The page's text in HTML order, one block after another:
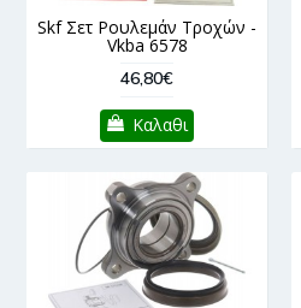
Skf Σετ Ρουλεμάν Τροχών -
Vkba 6578
46,80€
Καλαθι